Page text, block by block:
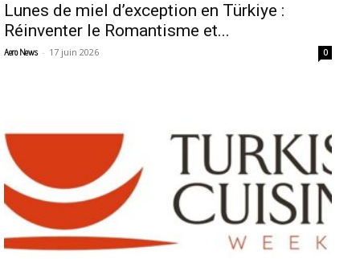
Lunes de miel d’exception en Türkiye :
Réinventer le Romantisme et...
Aero News - 17 juin 2026 0